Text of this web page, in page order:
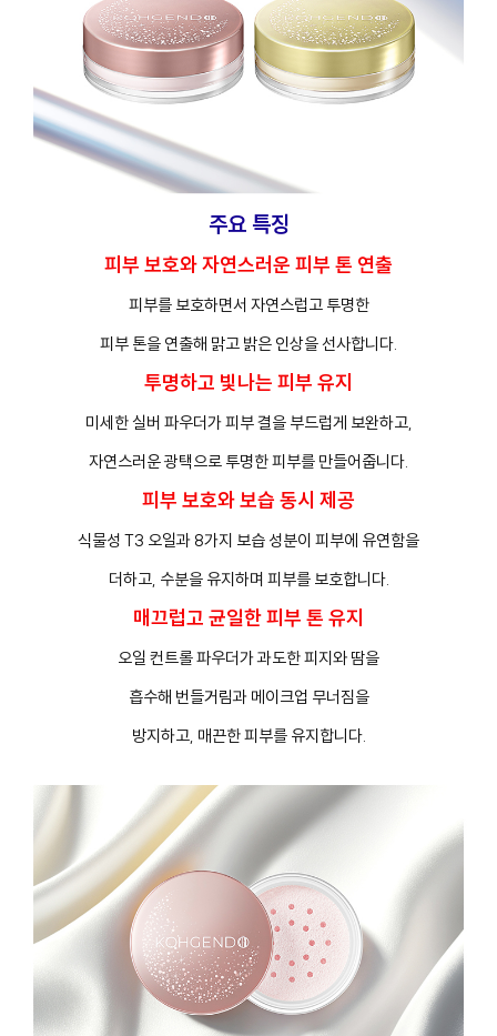
주요 특징
피부 보호와 자연스러운 피부 톤 연출
피부를 보호하면서 자연스럽고 투명한
피부 톤을 연출해 맑고 밝은 인상을 선사합니다.
투명하고 빛나는 피부 유지
미세한 실버 파우더가 피부 결을 부드럽게 보완하고,
자연스러운 광택으로 투명한 피부를 만들어줍니다.
피부 보호와 보습 동시 제공
식물성 T3 오일과 8가지 보습 성분이 피부에 유연함을
더하고, 수분을 유지하며 피부를 보호합니다.
매끄럽고 균일한 피부 톤 유지
오일 컨트롤 파우더가 과도한 피지와 땀을
흡수해 번들거림과 메이크업 무너짐을
방지하고, 매끈한 피부를 유지합니다.